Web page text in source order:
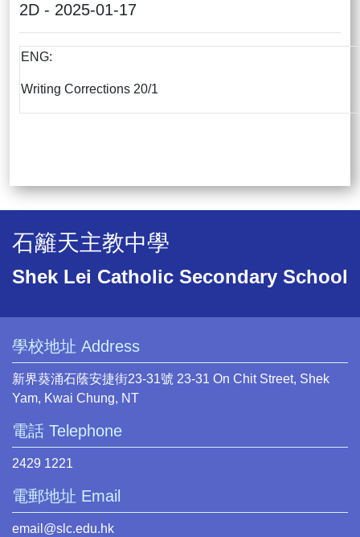
2D - 2025-01-17
ENG:
Writing Corrections 20/1
石籬天主教中學
Shek Lei Catholic Secondary School
學校地址 Address
新界葵涌石蔭安捷街23-31號 23-31 On Chit Street, Shek
Yam, Kwai Chung, NT
電話 Telephone
2429 1221
電郵地址 Email
email@slc.edu.hk